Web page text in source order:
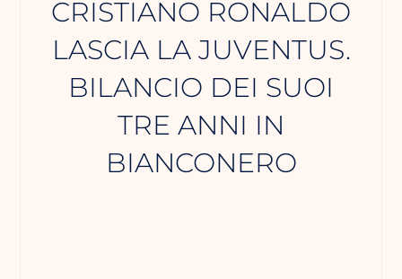
CRISTIANO RONALDO
LASCIA LA JUVENTUS.
BILANCIO DEI SUOI
TRE ANNI IN
BIANCONERO